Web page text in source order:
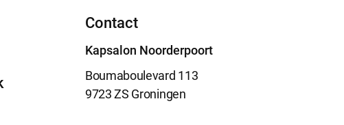
Contact
Kapsalon Noorderpoort
Boumaboulevard 113
9723 ZS Groningen